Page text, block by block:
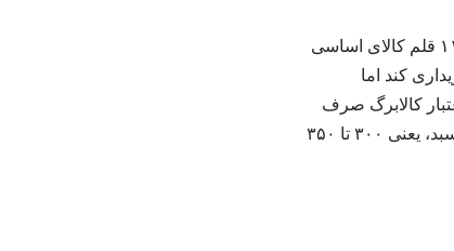
با هدف حفاظت از سلامت خانوار و تامین حداقل کالری موردنیاز آنها، اعتبار کالابرگ فقط برای خرید ۱۱ قلم کالای اساسی
کند اما
کالابرگ صرف
خرید سبدی مشتمل بر ۹ قلم کالای اساسی با حجم مشخص می‌شود و متقاضیان باید قیمت قدیم این سبد، یعنی ۳۰۰ تا ۳۵۰